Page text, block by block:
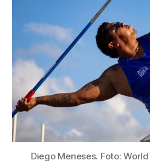
Diego Meneses. Foto: